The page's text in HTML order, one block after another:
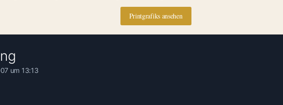
Printgrafiks ansehen
um 13:13